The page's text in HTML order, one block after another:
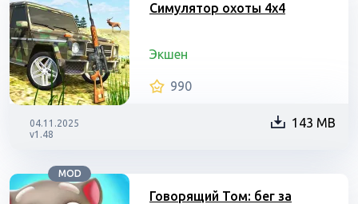
Симулятор охоты 4х4
Экшен
990
04.11.2025
v1.48
143 MB
MOD
Говорящий Том: бег за